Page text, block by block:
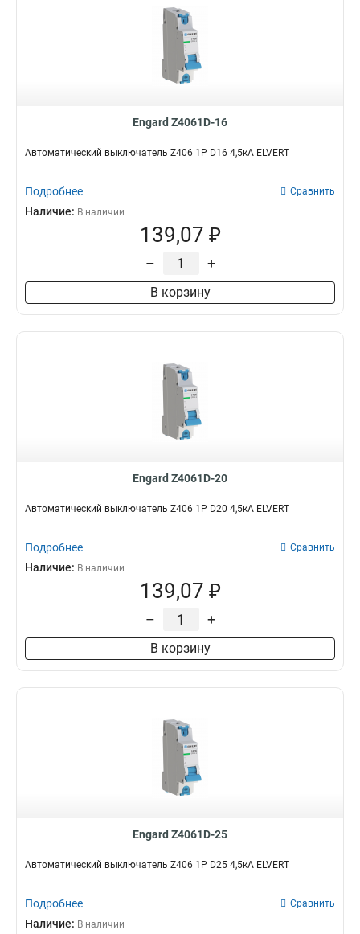
Engard Z4061D-16
Автоматический выключатель Z406 1Р D16 4,5кА ELVERT
Подробнее Сравнить
Наличие: В наличии
139,07 ₽
– +
В корзину
Engard Z4061D-20
Автоматический выключатель Z406 1Р D20 4,5кА ELVERT
Подробнее Сравнить
Наличие: В наличии
139,07 ₽
– +
В корзину
Engard Z4061D-25
Автоматический выключатель Z406 1Р D25 4,5кА ELVERT
Подробнее Сравнить
Наличие: В наличии